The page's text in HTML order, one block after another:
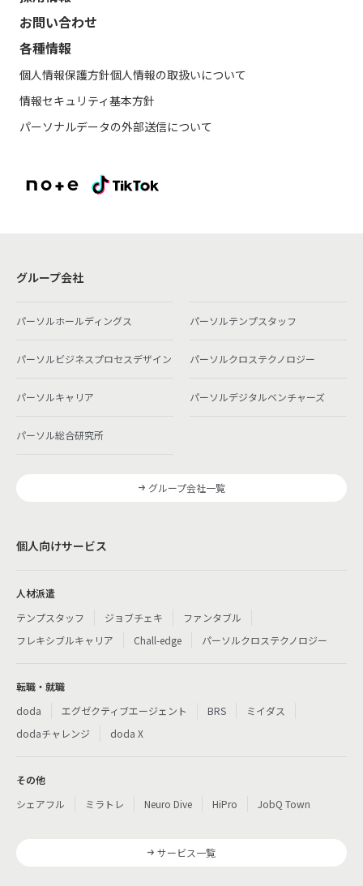
お問い合わせ
各種情報
個人情報保護方針個人情報の取扱いについて
情報セキュリティ基本方針
パーソナルデータの外部送信について
グループ会社
パーソルホールディングス パーソルテンプスタッフ
パーソルビジネスプロセスデザイン パーソルクロステクノロジー
パーソルキャリア パーソルデジタルベンチャーズ
パーソル総合研究所
グループ会社一覧
個人向けサービス
人材派遣
テンプスタッフ
ジョブチェキ
ファンタブル
フレキシブルキャリア
Chall-edge パーソルクロステクノロジー
転職・就職
doda
エグゼクティブエージェント BRS
ミイダス
dodaチャレンジ
doda X
その他
シェアフル
ミラトレ Neuro Dive HiPro JobQ Town
サービス一覧